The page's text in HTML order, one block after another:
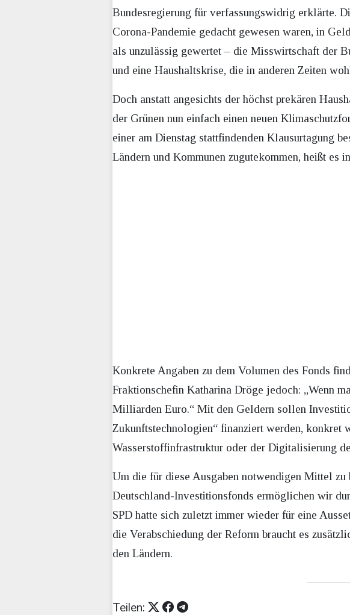
Bundesregierung für verfassungswidrig erklärte.
Corona-Pandemie gedacht gewesen waren, in
als unzulässig gewertet – die Misswirtschaft der
und eine Haushaltskrise, die in anderen Zeiten
Doch anstatt angesichts der höchst prekären
der Grünen nun einfach einen neuen
einer am Dienstag stattfindenden Klausurtagung
Ländern und Kommunen zugutekommen, heißt es
Konkrete Angaben zu dem Volumen des Fonds
Fraktionschefin Katharina Dröge jedoch: „Wenn
Milliarden Euro.“ Mit den Geldern sollen
Zukunftstechnologien“ finanziert werden, konkret
Wasserstoffinfrastruktur oder der Digitalisierung
Um die für diese Ausgaben notwendigen Mittel zu
Deutschland-Investitionsfonds ermöglichen wir
SPD hatte sich zuletzt immer wieder für eine
die Verabschiedung der Reform braucht es
den Ländern.
Teilen: